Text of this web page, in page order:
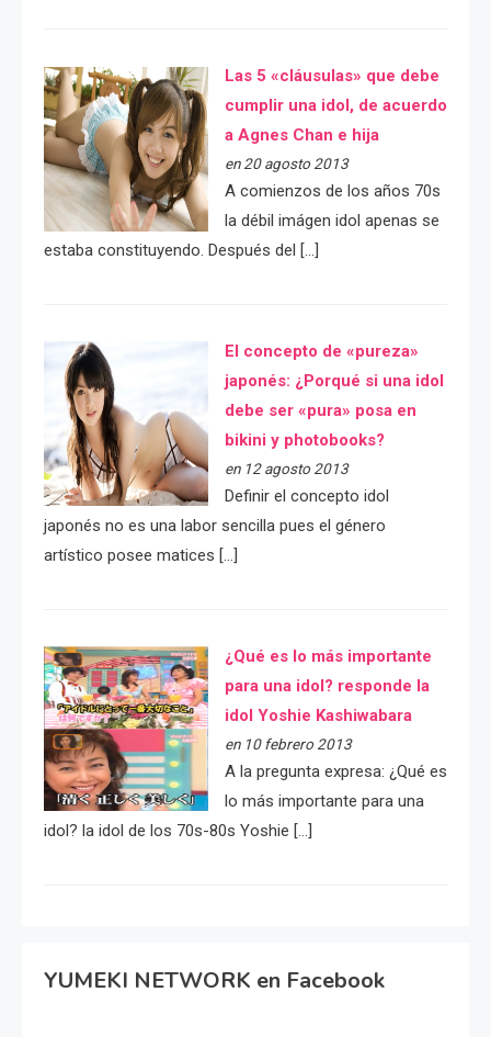
Las 5 «cláusulas» que debe
cumplir una idol, de acuerdo
a Agnes Chan e hija
en 20 agosto 2013
A comienzos de los años 70s
la débil imágen idol apenas se
estaba constituyendo. Después del […]
El concepto de «pureza»
japonés: ¿Porqué si una idol
debe ser «pura» posa en
bikini y photobooks?
en 12 agosto 2013
Definir el concepto idol
japonés no es una labor sencilla pues el género
artístico posee matices […]
¿Qué es lo más importante
para una idol? responde la
idol Yoshie Kashiwabara
en 10 febrero 2013
A la pregunta expresa: ¿Qué es
lo más importante para una
idol? la idol de los 70s-80s Yoshie […]
YUMEKI NETWORK en Facebook